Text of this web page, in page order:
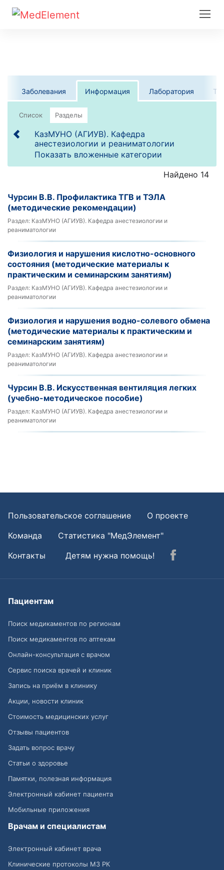
Заболевания Информация Лаборатория
Список Разделы
КазМУНО (АГИУВ). Кафедра
анестезиологии и реаниматологии
Показать вложенные категории
Найдено 14
Чурсин В.В. Профилактика ТГВ и ТЭЛА
(методические рекомендации)
Раздел: КазМУНО (АГИУВ). Кафедра анестезиологии и
реаниматологии
Физиология и нарушения кислотно-основного
состояния (методические материалы к
практическим и семинарским занятиям)
Раздел: КазМУНО (АГИУВ). Кафедра анестезиологии и
реаниматологии
Физиология и нарушения водно-солевого обмена
(методические материалы к практическим и
семинарским занятиям)
Раздел: КазМУНО (АГИУВ). Кафедра анестезиологии и
реаниматологии
Чурсин В.В. Искусственная вентиляция легких
(учебно-методическое пособие)
Раздел: КазМУНО (АГИУВ). Кафедра анестезиологии и
реаниматологии
Пользовательское соглашение
О проекте
Команда
Статистика "МедЭлемент"
Контакты
Детям нужна помощь!
Пациентам
Поиск медикаментов по регионам
Поиск медикаментов по аптекам
Онлайн-консультация с врачом
Сервис поиска врачей и клиник
Запись на приём в клинику
Акции, новости клиник
Стоимость медицинских услуг
Отзывы пациентов
Задать вопрос врачу
Статьи о здоровье
Памятки, полезная информация
Электронный кабинет пациента
Мобильные приложения
Врачам и специалистам
Электронный кабинет врача
Клинические протоколы МЗ РК